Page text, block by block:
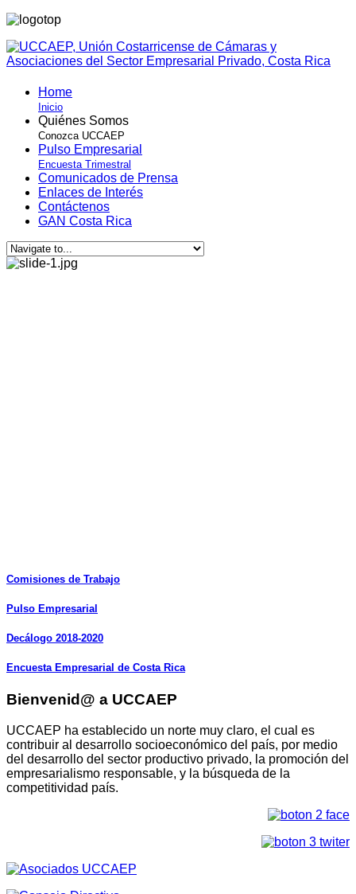
Home
Inicio
Quiénes Somos
Conozca UCCAEP
Pulso Empresarial
Encuesta Trimestral
Comunicados de Prensa
Enlaces de Interés
Contáctenos
GAN Costa Rica
Comisiones de Trabajo
Pulso Empresarial
Decálogo 2018-2020
Encuesta Empresarial de Costa Rica
Bienvenid@ a UCCAEP
UCCAEP ha establecido un norte muy claro, el cual es
contribuir al desarrollo socioeconómico del país, por medio
del desarrollo del sector productivo privado, la promoción del
empresarialismo responsable, y la búsqueda de la
competitividad país.